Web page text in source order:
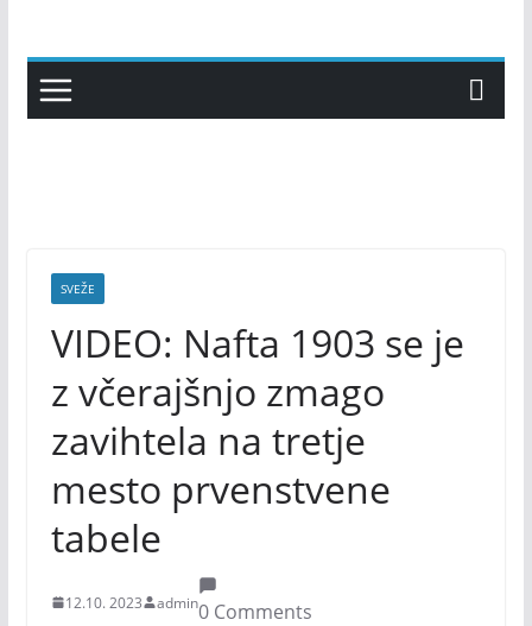
content
SVEŽE
VIDEO: Nafta 1903 se je
z včerajšnjo zmago
zavihtela na tretje
mesto prvenstvene
tabele
12.10. 2023 admin0 Comments